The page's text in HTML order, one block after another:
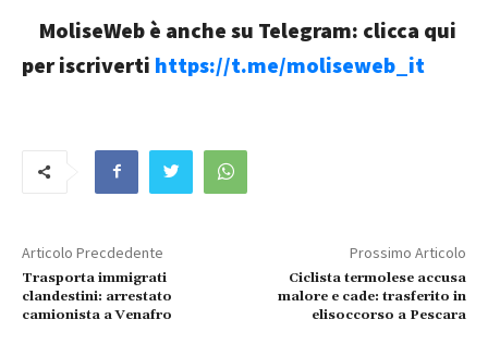
MoliseWeb è anche su Telegram: clicca qui
per iscriverti https://t.me/moliseweb_it
Articolo Precdedente
Trasporta immigrati
clandestini: arrestato
camionista a Venafro
Prossimo Articolo
Ciclista termolese accusa
malore e cade: trasferito in
elisoccorso a Pescara